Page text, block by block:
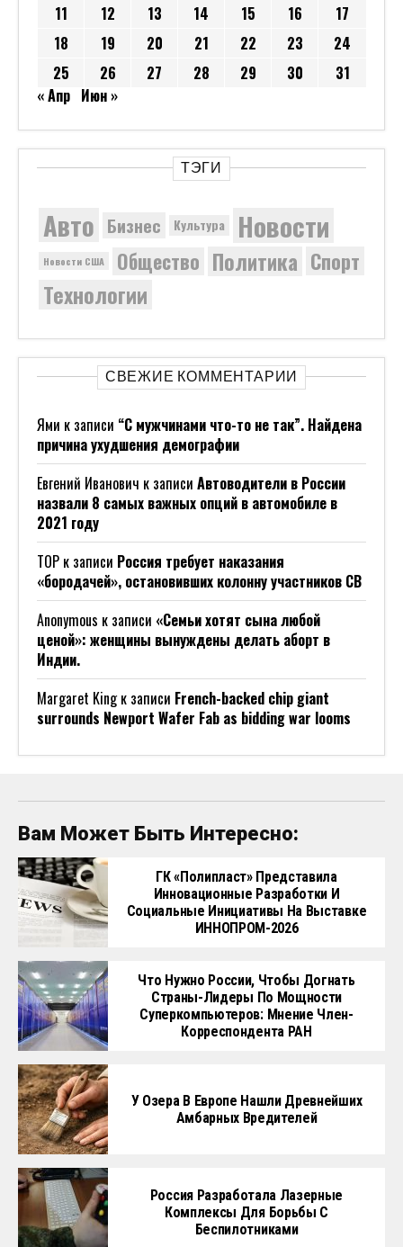
11
12 13 14 15 16
17
18
19 20 21 22 23
24
25
26 27 28 29 30
31
« Апр Июн »
ТЭГИ
Авто Бизнес Культура Новости
Новости США Общество Политика Спорт
Технологии
СВЕЖИЕ КОММЕНТАРИИ
Ями к записи “С мужчинами что-то не так”. Найдена
причина ухудшения демографии
Евгений Иванович к записи Автоводители в России
назвали 8 самых важных опций в автомобиле в
2021 году
ТОР к записи Россия требует наказания
«бородачей», остановивших колонну участников СВ
Anonymous к записи «Семьи хотят сына любой
ценой»: женщины вынуждены делать аборт в
Индии.
Margaret Kingк записи French-backed chip giant
surrounds Newport Wafer Fab as bidding war looms
Вам Может Быть Интересно:
ГК «Полипласт» Представила
Инновационные Разработки И
Социальные Инициативы На Выставке
ИННОПРОМ-2026
Что Нужно России, Чтобы Догнать
Страны-Лидеры По Мощности
Суперкомпьютеров: Мнение Член-
Корреспондента РАН
У Озера В Европе Нашли Древнейших
Амбарных Вредителей
Россия Разработала Лазерные
Комплексы Для Борьбы С
Беспилотниками